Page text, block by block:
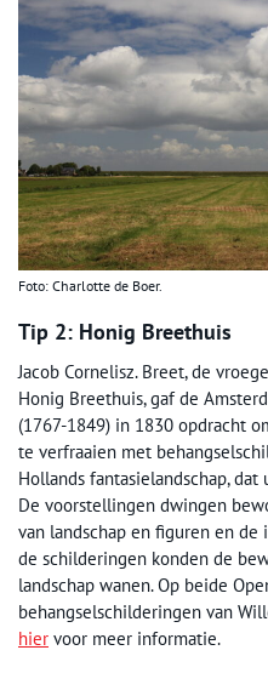
Foto: Charlotte de Boer.
Tip 2: Honig Breethuis
Jacob Cornelisz. Breet, de
Honig Breethuis, gaf de
(1767-1849) in 1830 opdracht
te verfraaien met
Hollands fantasielandschap,
De voorstellingen dwingen
van landschap en figuren en de
de schilderingen konden de
landschap wanen. Op beide
behangselschilderingen van
hier voor meer informatie.